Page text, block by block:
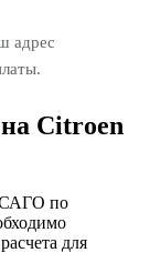
адрес
Citroen
по
для